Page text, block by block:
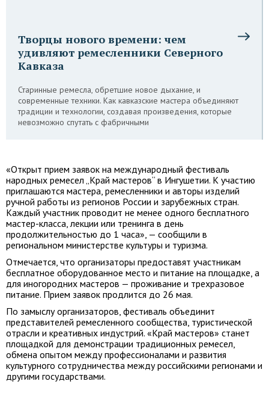
Творцы нового времени: чем
удивляют ремесленники Северного
Кавказа
Старинные ремесла, обретшие новое дыхание, и
современные техники. Как кавказские мастера объединяют
традиции и технологии, создавая произведения, которые
невозможно спутать с фабричными
«Открыт прием заявок на международный фестиваль
народных ремесел „Край мастеров“ в Ингушетии. К участию
приглашаются мастера, ремесленники и авторы изделий
ручной работы из регионов России и зарубежных стран.
Каждый участник проводит не менее одного бесплатного
мастер-класса, лекции или тренинга в день
продолжительностью до 1 часа», — сообщили в
региональном министерстве культуры и туризма.
Отмечается, что организаторы предоставят участникам
бесплатное оборудованное место и питание на площадке, а
для иногородних мастеров — проживание и трехразовое
питание. Прием заявок продлится до 26 мая.
По замыслу организаторов, фестиваль объединит
представителей ремесленного сообщества, туристической
отрасли и креативных индустрий. «Край мастеров» станет
площадкой для демонстрации традиционных ремесел,
обмена опытом между профессионалами и развития
культурного сотрудничества между российскими регионами и
другими государствами.